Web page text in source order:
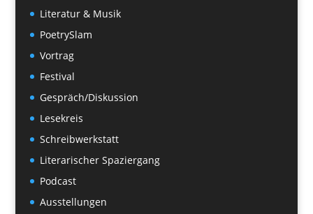
Literatur & Musik
PoetrySlam
Vortrag
Festival
Gespräch/Diskussion
Lesekreis
Schreibwerkstatt
Literarischer Spaziergang
Podcast
Ausstellungen